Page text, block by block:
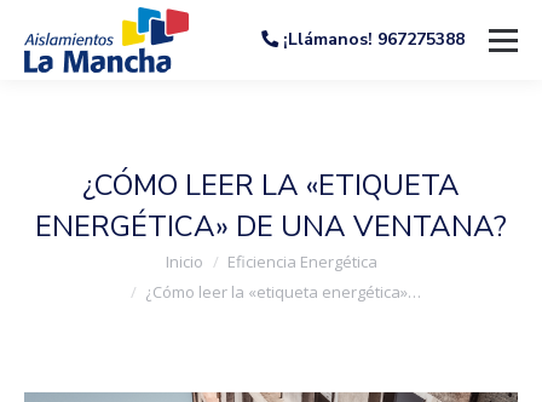
¡Llámanos! 967275388
¿CÓMO LEER LA «ETIQUETA
ENERGÉTICA» DE UNA VENTANA?
Inicio
Eficiencia Energética
¿Cómo leer la «etiqueta energética»…